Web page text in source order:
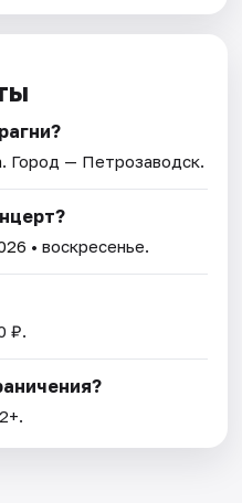
. Город — Петрозаводск.
• воскресенье.
₽.